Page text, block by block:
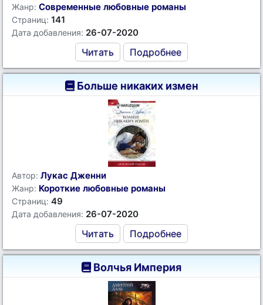
Жанр: Современные любовные романы
Страниц: 141
Дата добавления: 26-07-2020
Читать Подробнее
Больше никаких измен
Автор: Лукас Дженни
Жанр: Короткие любовные романы
Страниц: 49
Дата добавления: 26-07-2020
Читать Подробнее
Волчья Империя